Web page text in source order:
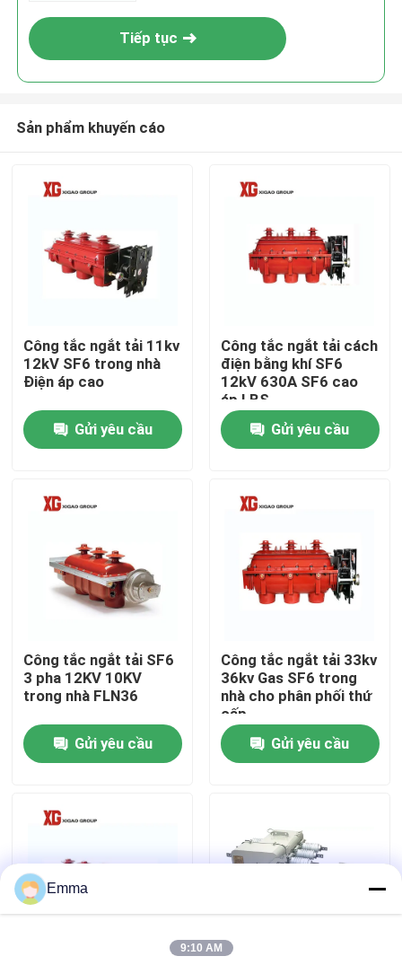
Trang Chủ
Các sản phẩm
Về chúng tôi
Tham quan nhà máy
Kiểm soát chất lượng
Liên hệ chúng tôi
Công tắc ngắt tải SF6
Thiết bị đóng cắt phân phối điện
Tiếp tục
Sản phẩm khuyến cáo
Công tắc ngắt tải 11kv
12kV SF6 trong nhà
Điện áp cao
Gửi yêu cầu
Công tắc ngắt tải cách
điện bằng khí SF6
12kV 630A SF6 cao
áp LBS
Gửi yêu cầu
Công tắc ngắt tải SF6
3 pha 12KV 10KV
trong nhà FLN36
Gửi yêu cầu
Công tắc ngắt tải 33kv
36kv Gas SF6 trong
nhà cho phân phối thứ
cấp
Gửi yêu cầu
Emma
9:10 AM